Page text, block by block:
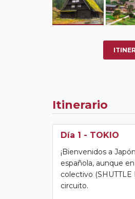
Itinerario
Día 1 - TOKIO
¡Bienvenidos a
española, aunque
colectivo
circuito.